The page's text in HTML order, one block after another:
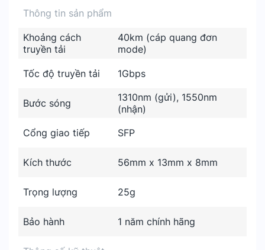
Thông tin sản phẩm
Khoảng cách
truyền tải
40km (cáp quang đơn
mode)
Tốc độ truyền tải 1Gbps
Bước sóng
1310nm (gửi), 1550nm
(nhận)
Cổng giao tiếp
SFP
Kích thước 56mm x 13mm x 8mm
Trọng lượng 25g
Bảo hành 1 năm chính hãng